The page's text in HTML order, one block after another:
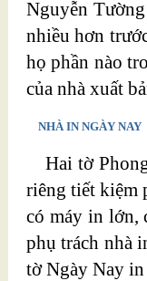
Nguyễn
nhiều hơn
họ phần nào
của nhà xuất
NHÀ IN NGÀY NAY
Hai tờ
riêng tiết kiệm
có máy in lớn,
phụ trách nhà
tờ Ngày Nay in